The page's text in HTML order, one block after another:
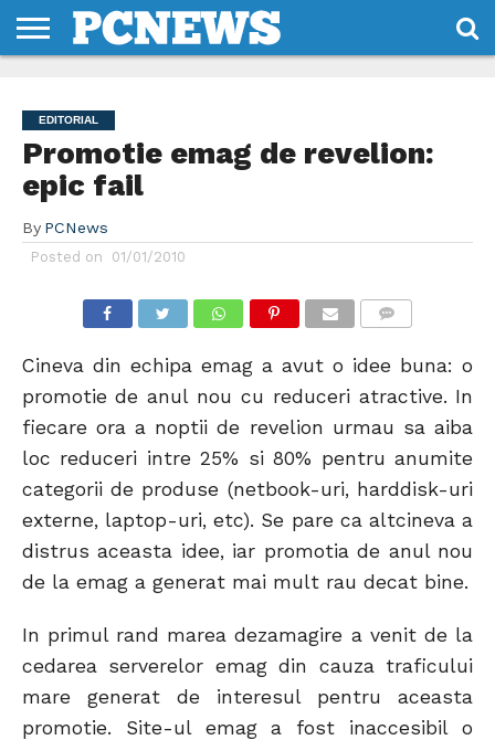
NOI
SI
CONDITII
EDITORIAL
Promotie emag de revelion:
epic fail
By PCNews
Posted on 01/01/2010
Cineva din echipa emag a avut o idee buna: o
promotie de anul nou cu reduceri atractive. In
fiecare ora a noptii de revelion urmau sa aiba
loc reduceri intre 25% si 80% pentru anumite
categorii de produse (netbook-uri, harddisk-uri
externe, laptop-uri, etc). Se pare ca altcineva a
distrus aceasta idee, iar promotia de anul nou
de la emag a generat mai mult rau decat bine.
In primul rand marea dezamagire a venit de la
cedarea serverelor emag din cauza traficului
mare generat de interesul pentru aceasta
promotie. Site-ul emag a fost inaccesibil o